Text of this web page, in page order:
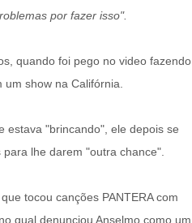
por fazer isso".
quando foi pego no video fazendo
show na Califórnia.
estava "brincando", ele depois se
lhe darem "outra chance".
tocou canções PANTERA com
qual denunciou Anselmo como um